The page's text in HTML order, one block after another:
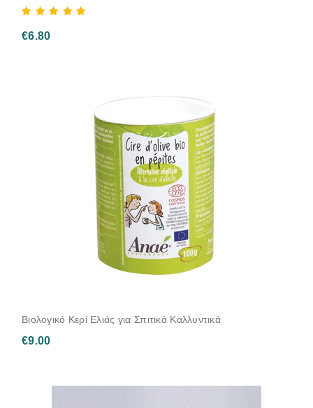
€6.80
Βιολογικό Κερί Ελιάς για Σπιτικά Καλλυντικά
€9.00